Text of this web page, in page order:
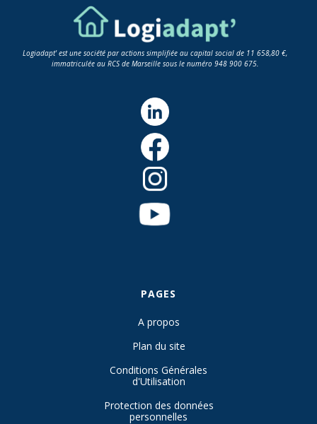
Logiadapt' est une société par actions simplifiée au capital social de 11 658,80 €,
immatriculée au RCS de Marseille sous le numéro 948 900 675.
PAGES
A propos
Plan du site
Conditions Générales
d'Utilisation
Protection des données
personnelles